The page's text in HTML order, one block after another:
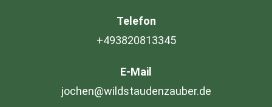
Telefon
+493820813345
E-Mail
jochen@wildstaudenzauber.de